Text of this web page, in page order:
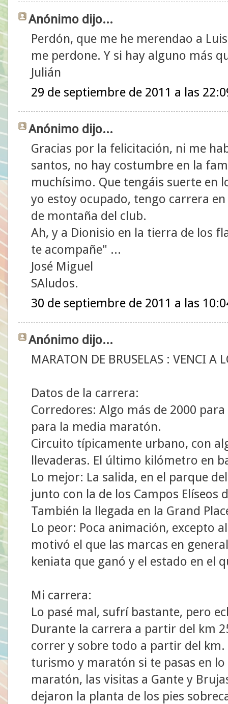
Anónimo dijo...
Perdón, que me he merendao a
me perdone. Y si hay alguno más
Julián
29 de septiembre de 2011 a las
Anónimo dijo...
Gracias por la felicitación, ni me
santos, no hay costumbre en la
muchísimo. Que tengáis suerte en
yo estoy ocupado, tengo carrera
de montaña del club.
Ah, y a Dionisio en la tierra de los
te acompañe" ...
José Miguel
SAludos.
30 de septiembre de 2011 a las
Anónimo dijo...
MARATON DE BRUSELAS : VENCI A
Datos de la carrera:
Corredores: Algo más de 2000
para la media maratón.
Circuito típicamente urbano, con
llevaderas. El último kilómetro en
Lo mejor: La salida, en el parque
junto con la de los Campos Elíseos
También la llegada en la Grand
Lo peor: Poca animación, excepto
motivó el que las marcas en
keniata que ganó y el estado en el
Mi carrera:
Lo pasé mal, sufrí bastante, pero
Durante la carrera a partir del km
correr y sobre todo a partir del km.
turismo y maratón si te pasas en
maratón, las visitas a Gante y
dejaron la planta de los pies